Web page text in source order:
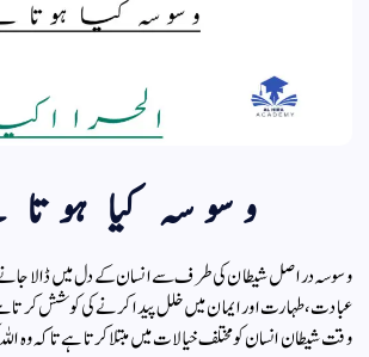
وسوسہ کیا
وسوسہ دراصل شیطان کی طرف سے انسان کے دل میں ڈالا جانے
عبادت، طہارت اور ایمان میں خلل پیدا کرنے کی کوشش کرتا
وقت شیطان انسان کو مختلف خیالات میں مبتلا کرتا ہے تاکہ وہ